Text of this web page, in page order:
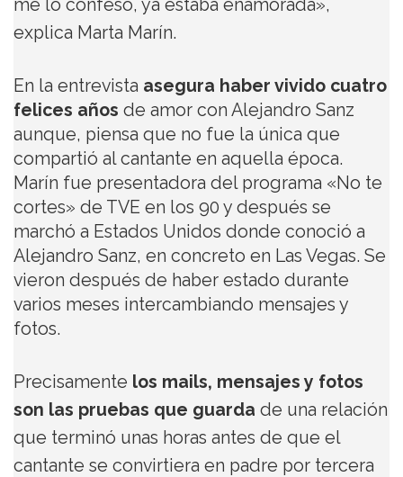
me lo confesó, ya estaba enamorada»,
explica Marta Marín.
En la entrevista asegura haber vivido cuatro
felices años de amor con Alejandro Sanz
aunque, piensa que no fue la única que
compartió al cantante en aquella época.
Marín fue presentadora del programa «No te
cortes» de TVE en los 90 y después se
marchó a Estados Unidos donde conoció a
Alejandro Sanz, en concreto en Las Vegas. Se
vieron después de haber estado durante
varios meses intercambiando mensajes y
fotos.
Precisamente los mails, mensajes y fotos
son las pruebas que guarda de una relación
que terminó unas horas antes de que el
cantante se convirtiera en padre por tercera